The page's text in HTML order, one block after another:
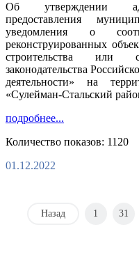
Об утверждении
предоставления
уведомления о
реконструированных
строительства или
законодательства
деятельности» на
«Сулейман-Стальский
подробнее...
Количество показов: 1120
01.12.2022
Назад 1 31